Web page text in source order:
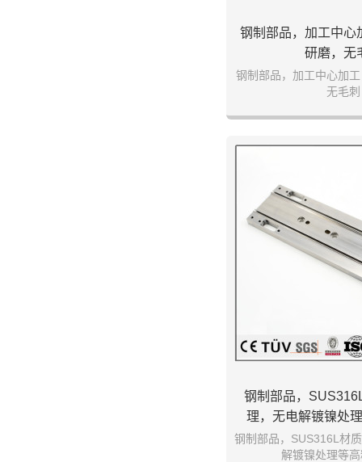
钢制部品，加工中心
研磨，无
钢制部品，加工中心加
无毛刺
钢制部品，
理，无电解镀镍处
钢制部品，SUS316L材
解镀镍处理等